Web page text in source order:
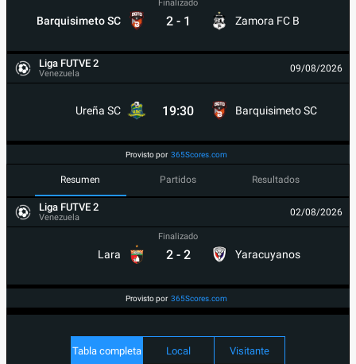
Barquisimeto SC
Finalizado
2 - 1 Zamora FC B
Liga FUTVE 2
Venezuela 09/08/2026
Ureña SC 19:30 Barquisimeto SC
Provisto por 365Scores.com
Resumen Partidos Resultados
Liga FUTVE 2
Venezuela 02/08/2026
Lara
Finalizado
2 - 2 Yaracuyanos
Provisto por 365Scores.com
Tabla completa Local Visitante